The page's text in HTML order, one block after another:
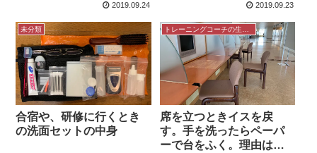
2019.09.24 2019.09.23
未分類
合宿や、研修に行くとき
の洗面セットの中身
トレーニングコーチの生き方
席を立つときイスを戻
す。手を洗ったらペーパ
ーで台をふく。理由は